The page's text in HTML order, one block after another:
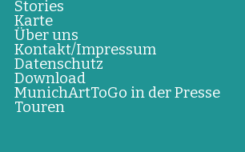
Stories
Karte
Über uns
Kontakt/Impressum
Datenschutz
Download
MunichArtToGo in der Presse
Touren